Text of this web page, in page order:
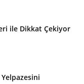
ile Dikkat Çekiyor